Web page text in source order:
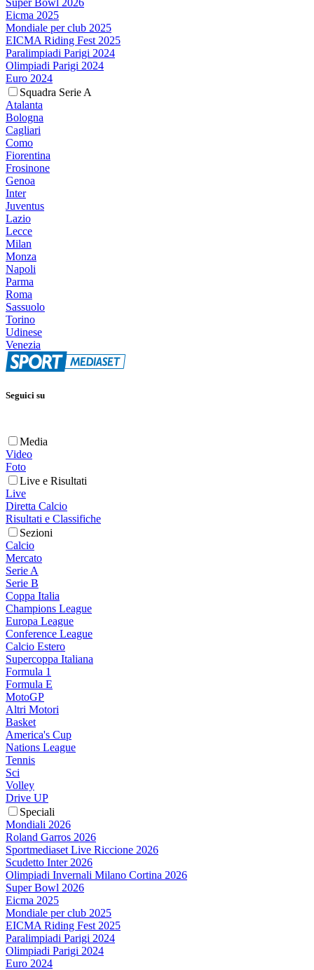
Super Bowl 2026
Eicma 2025
Mondiale per club 2025
EICMA Riding Fest 2025
Paralimpiadi Parigi 2024
Olimpiadi Parigi 2024
Euro 2024
Squadra Serie A
Atalanta
Bologna
Cagliari
Como
Fiorentina
Frosinone
Genoa
Inter
Juventus
Lazio
Lecce
Milan
Monza
Napoli
Parma
Roma
Sassuolo
Torino
Udinese
Venezia
Seguici su
Media
Video
Foto
Live e Risultati
Live
Diretta Calcio
Risultati e Classifiche
Sezioni
Calcio
Mercato
Serie A
Serie B
Coppa Italia
Champions League
Europa League
Conference League
Calcio Estero
Supercoppa Italiana
Formula 1
Formula E
MotoGP
Altri Motori
Basket
America's Cup
Nations League
Tennis
Sci
Volley
Drive UP
Speciali
Mondiali 2026
Roland Garros 2026
Sportmediaset Live Riccione 2026
Scudetto Inter 2026
Olimpiadi Invernali Milano Cortina 2026
Super Bowl 2026
Eicma 2025
Mondiale per club 2025
EICMA Riding Fest 2025
Paralimpiadi Parigi 2024
Olimpiadi Parigi 2024
Euro 2024